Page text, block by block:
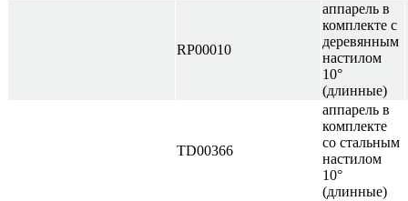
RP00010
аппарель в
комплекте с
деревянным
настилом
10°
(длинные)
TD00366
аппарель в
комплекте
со стальным
настилом
10°
(длинные)